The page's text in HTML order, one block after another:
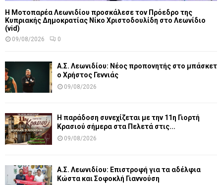
Η Μοτοπαρέα Λεωνιδίου προσκάλεσε τον Πρόεδρο της
Κυπριακής Δημοκρατίας Νίκο Χριστοδουλίδη στο Λεωνίδιο
(vid)
09/08/2026 0
Α.Σ. Λεωνιδίου: Νέος προπονητής στο μπάσκετ
ο Χρήστος Γεννιάς
09/08/2026
Η παράδοση συνεχίζεται με την 11η Γιορτή
Κρασιού σήμερα στα Πελετά στις...
09/08/2026
Α.Σ. Λεωνιδίου: Επιστροφή για τα αδέλφια
Κώστα και Σοφοκλή Γιαννούση